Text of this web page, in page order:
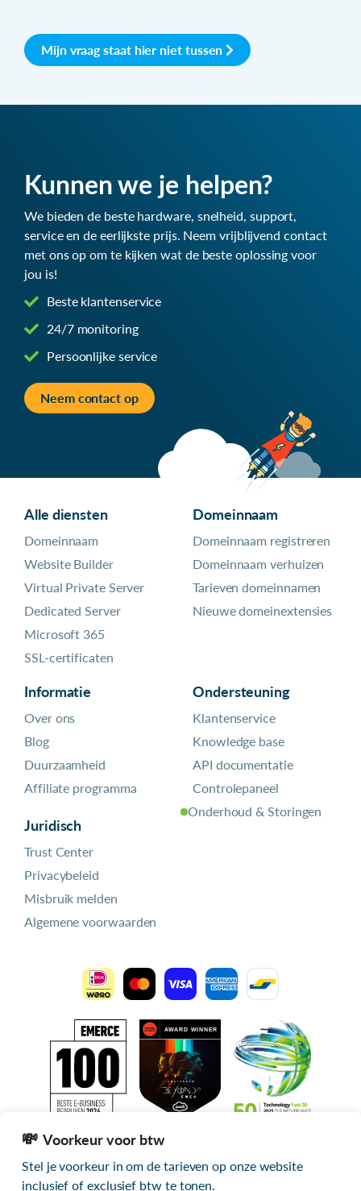
Mijn vraag staat hier niet tussen
Kunnen we je helpen?
We bieden de beste hardware, snelheid, support,
service en de eerlijkste prijs. Neem vrijblijvend contact
met ons op om te kijken wat de beste oplossing voor
jou is!
Beste klantenservice
24/7 monitoring
Persoonlijke service
Neem contact op
Alle diensten
Domeinnaam
Website Builder
Virtual Private Server
Dedicated Server
Microsoft 365
SSL-certificaten
Domeinnaam
Domeinnaam registreren
Domeinnaam verhuizen
Tarieven domeinnamen
Nieuwe domeinextensies
Informatie
Over ons
Blog
Duurzaamheid
Affiliate programma
Juridisch
Trust Center
Privacybeleid
Misbruik melden
Algemene voorwaarden
Ondersteuning
Klantenservice
Knowledge base
API documentatie
Controlepaneel
Onderhoud & Storingen
Alle getoonde prijzen zijn exclusief btw
Voorkeur voor btw
Stel je voorkeur in om de tarieven op onze website
inclusief of exclusief btw te tonen.